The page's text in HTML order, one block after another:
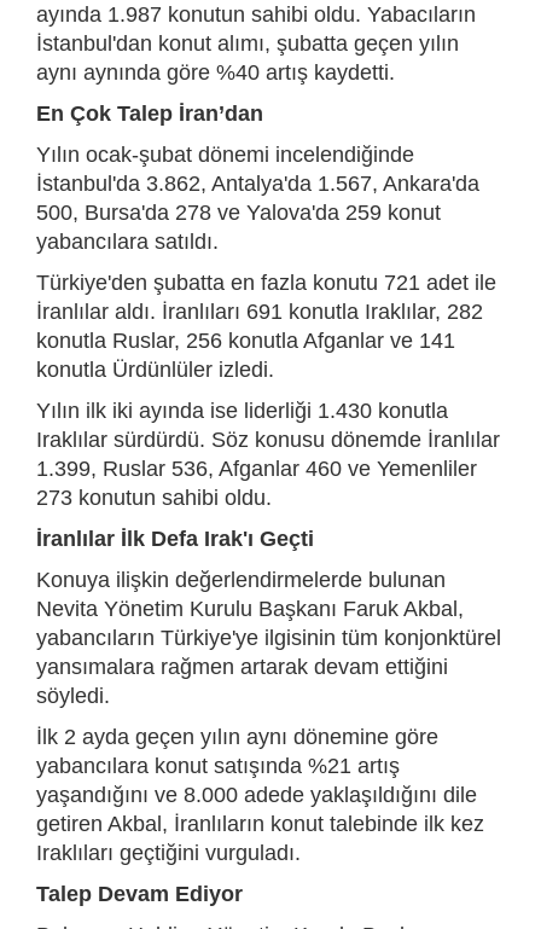
ayında 1.987 konutun sahibi oldu. Yabacıların
İstanbul'dan konut alımı, şubatta geçen yılın
aynı aynında göre %40 artış kaydetti.
En Çok Talep İran’dan
Yılın ocak-şubat dönemi incelendiğinde
İstanbul'da 3.862, Antalya'da 1.567, Ankara'da
500, Bursa'da 278 ve Yalova'da 259 konut
yabancılara satıldı.
Türkiye'den şubatta en fazla konutu 721 adet ile
İranlılar aldı. İranlıları 691 konutla Iraklılar, 282
konutla Ruslar, 256 konutla Afganlar ve 141
konutla Ürdünlüler izledi.
Yılın ilk iki ayında ise liderliği 1.430 konutla
Iraklılar sürdürdü. Söz konusu dönemde İranlılar
1.399, Ruslar 536, Afganlar 460 ve Yemenliler
273 konutun sahibi oldu.
İranlılar İlk Defa Irak'ı Geçti
Konuya ilişkin değerlendirmelerde bulunan
Nevita Yönetim Kurulu Başkanı Faruk Akbal,
yabancıların Türkiye'ye ilgisinin tüm konjonktürel
yansımalara rağmen artarak devam ettiğini
söyledi.
İlk 2 ayda geçen yılın aynı dönemine göre
yabancılara konut satışında %21 artış
yaşandığını ve 8.000 adede yaklaşıldığını dile
getiren Akbal, İranlıların konut talebinde ilk kez
Iraklıları geçtiğini vurguladı.
Talep Devam Ediyor